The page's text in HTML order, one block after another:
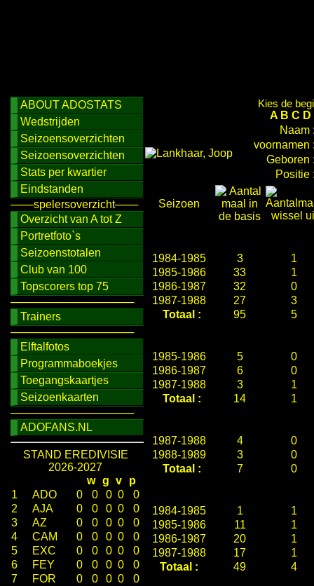
ABOUT ADOSTATS
Wedstrijden
Seizoensoverzichten
Seizoensoverzichten
Stats per kwartier
Eindstanden
───spelersoverzicht───
Overzicht van A tot Z
Portretfoto`s
Seizoenstotalen
Club van 100
Topscorers top 75
────────────────
Trainers
────────────────
Elftalfotos
Programmaboekjes
Toegangskaartjes
Seizoenkaarten
────────────────
ADOFANS.NL
STAND EREDIVISIE
2026-2027
w g v
p
1
ADO 0 0 0 0
0
2
AJA 0 0 0 0
0
3
AZ 0 0 0 0
0
4
CAM 0 0 0 0
0
5
EXC 0 0 0 0
0
6
FEY 0 0 0 0
0
7
FOR 0 0 0 0
0
Kies de
A B C D
Naam
voornamen
Geboren
Positie
Seizoen
1984-1985 3
1
1985-1986
33
1
1986-1987
32
0
1987-1988
27
3
Totaal :
95 5
1985-1986 5
0
1986-1987
6
0
1987-1988
3
1
Totaal :
14 1
1987-1988 4
0
1988-1989
3
0
Totaal :
7 0
1984-1985 1
1
1985-1986
11
1
1986-1987
20
1
1987-1988
17
1
Totaal :
49 4